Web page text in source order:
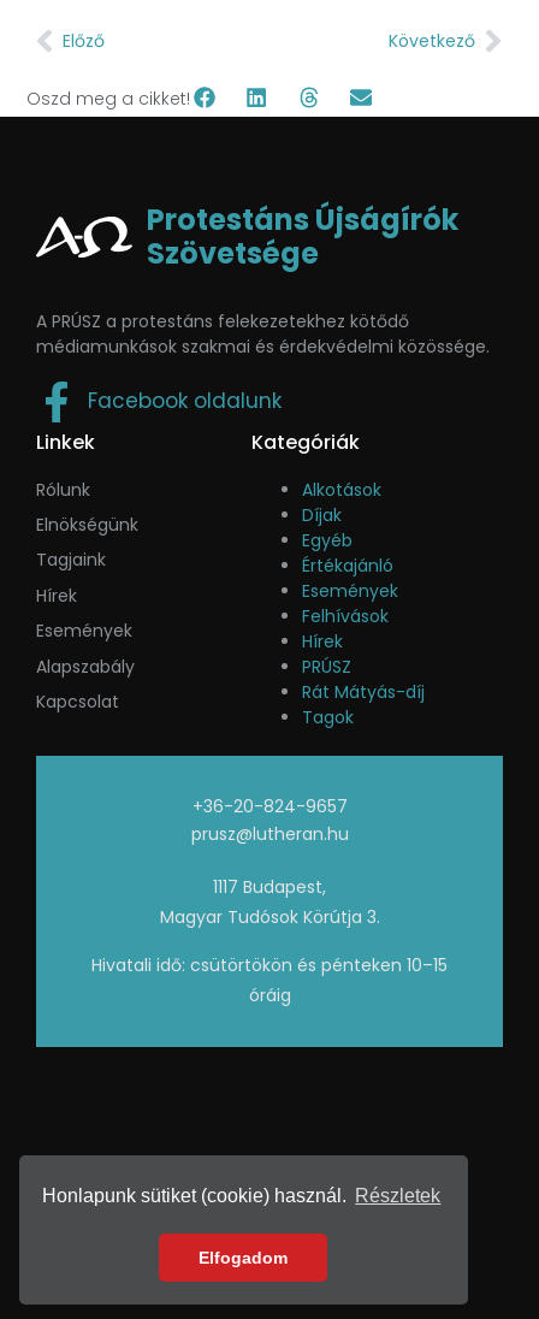
Honlapunk sütiket (cookie) használ. Részletek
Elfogadom
Előző Következő
Oszd meg a cikket!
Protestáns Újságírók
Szövetsége
A PRÚSZ a protestáns felekezetekhez kötődő
médiamunkások szakmai és érdekvédelmi közössége.
Facebook oldalunk
Linkek
Rólunk
Elnökségünk
Tagjaink
Hírek
Események
Alapszabály
Kapcsolat
Kategóriák
Alkotások
Díjak
Egyéb
Értékajánló
Események
Felhívások
Hírek
PRÚSZ
Rát Mátyás-díj
Tagok
+36-20-824-9657
prusz@lutheran.hu
1117 Budapest,
Magyar Tudósok Körútja 3.
Hivatali idő: csütörtökön és pénteken 10–15
óráig
2026 • Készítette:
GRAFIKREA
Adatvédelem